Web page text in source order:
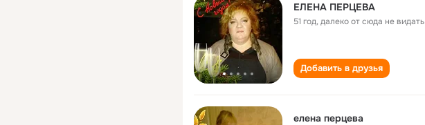
ЕЛЕНА ПЕРЦЕВА
51 год,далеко от сюда не видать
Добавить в друзья
елена перцева